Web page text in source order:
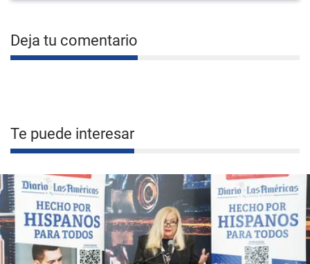
Deja tu comentario
Te puede interesar